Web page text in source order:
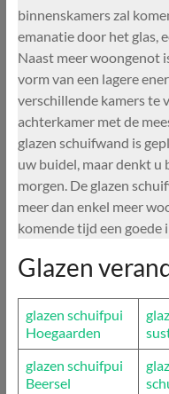
binnenskamers zal
emanatie door het glas,
Naast meer woongenot
vorm van een lagere
verschillende kamers
achterkamer met de
glazen schuifwand is
uw buidel, maar denkt u
morgen. De glazen
meer dan enkel meer
komende tijd een goede
Glazen
glazen schuifpui
Hoegaarden
glazen schuifpui
Beersel